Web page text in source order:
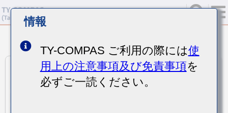
< 寸法単位:mm
RAHV1330M1TCC8002
HV-25V330ME61Q-R2 定格電圧[Vdc]
情報
TY-COMPAS ご利用の際には使
用上の注意事項及び免責事項を
必ずご一読ください。